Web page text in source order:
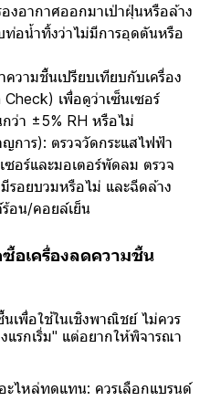
งอากาศออกมาเป่าฝุ่นหรือล้าง
อน้ำทิ้งว่าไม่มีการอุดตันหรือ
วามชื้นเปรียบเทียบกับเครื่อง
เพื่อดูว่าเซ็นเซอร์
กว่า ±5% RH หรือไม่
การ): ตรวจวัดกระแสไฟฟ้า
ซอร์และมอเตอร์พัดลม ตรวจ
รอยบวมหรือไม่ และฉีดล้าง
อน/คอยล์เย็น
อเครื่องลดความชื้น
เพื่อใช้ในเชิงพาณิชย์ ไม่ควร
แรกเริ่ม" แต่อยากให้พิจารณา
ะไหล่ทดแทน: ควรเลือกแบรนด์